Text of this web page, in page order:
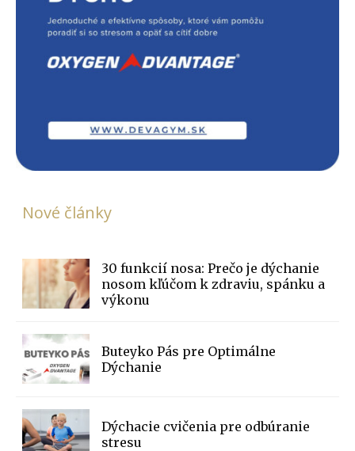
Nové články
30 funkcií nosa: Prečo je dýchanie
nosom kľúčom k zdraviu, spánku a
výkonu
Buteyko Pás pre Optimálne
Dýchanie
Dýchacie cvičenia pre odbúranie
stresu